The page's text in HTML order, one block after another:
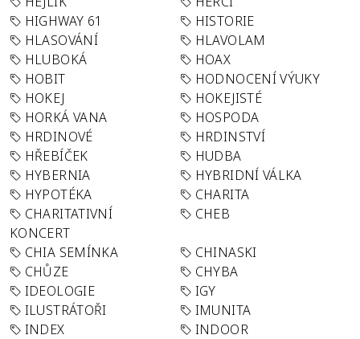
HIGHWAY 61
HISTORIE
HLASOVÁNÍ
HLAVOLAM
HLUBOKÁ
HOAX
HOBIT
HODNOCENÍ VÝUKY
HOKEJ
HOKEJISTÉ
HORKÁ VANA
HOSPODA
HRDINOVÉ
HRDINSTVÍ
HŘEBÍČEK
HUDBA
HYBERNIA
HYBRIDNÍ VÁLKA
HYPOTÉKA
CHARITA
CHARITATIVNÍ
KONCERT
CHEB
CHIA SEMÍNKA
CHINASKI
CHŮZE
CHYBA
IDEOLOGIE
IGY
ILUSTRÁTOŘI
IMUNITA
INDEX
INDOOR